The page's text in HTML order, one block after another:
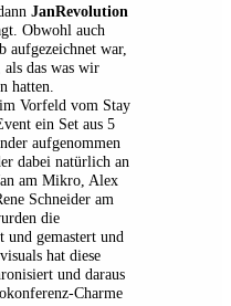
JanRevolution
Obwohl auch
aufgezeichnet war,
als das was wir
hatten.
Vorfeld vom Stay
ein Set aus 5
aufgenommen
dabei natürlich an
am Mikro, Alex
Schneider am
die
und gemastert und
hat diese
und daraus
Charme